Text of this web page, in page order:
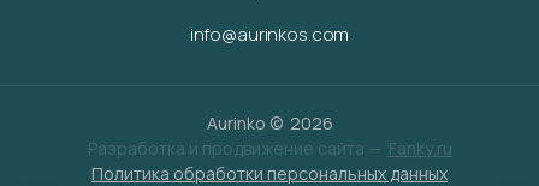
info@aurinkos.com
Aurinko © 2026
Разработка и продвижение сайта — Fanky.ru
Политика обработки персональных данных